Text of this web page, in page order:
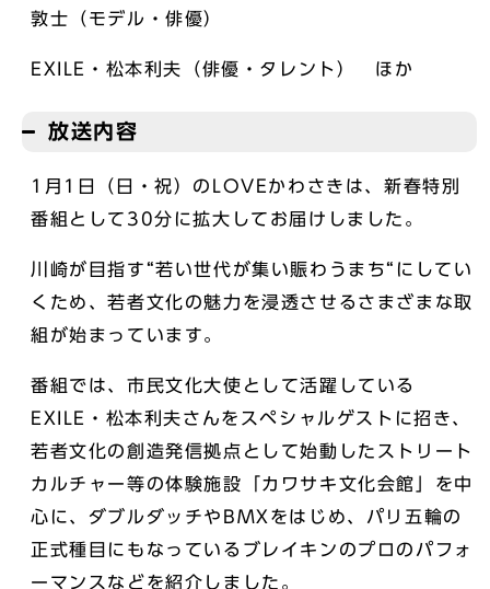
敦士（モデル・俳優）
EXILE・松本利夫（俳優・タレント） ほか
放送内容
1月1日（日・祝）のLOVEかわさきは、新春特別
番組として30分に拡大してお届けしました。
川崎が目指す“若い世代が集い賑わうまち“にしてい
くため、若者文化の魅力を浸透させるさまざまな取
組が始まっています。
番組では、市民文化大使として活躍している
EXILE・松本利夫さんをスペシャルゲストに招き、
若者文化の創造発信拠点として始動したストリート
カルチャー等の体験施設「カワサキ文化会館」を中
心に、ダブルダッチやBMXをはじめ、パリ五輪の
正式種目にもなっているブレイキンのプロのパフォ
ーマンスなどを紹介しました。